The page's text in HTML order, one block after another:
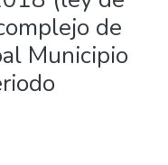
de
Municipio